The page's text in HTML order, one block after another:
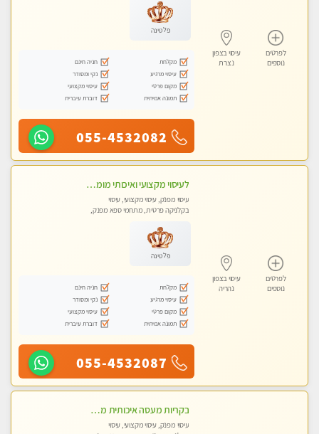
לפרטים
נוספים
עיסוי בצפון
נצרת
פלטינה
מקלחת
חניה חינם
עיסוי מרגיע
נקי ומסודר
מקום פרטי
עיסוי מקצועי
תמונה אמיתית
דוברת עיברית
055-4532082
לפרטים
נוספים
עיסוי בצפון
נהריה
לעיסוי מקצועי ואיכותי מומלץ מאוד!! ממתינה לך שתגיע לנהריה מעסה פרטית
עיסוי מפנק, עיסוי מקצועי, עיסוי
בקלניקה פרטית, מתחמי ספא מפנק,
פלטינה
מקלחת
חניה חינם
עיסוי מרגיע
נקי ומסודר
מקום פרטי
עיסוי מקצועי
תמונה אמיתית
דוברת עיברית
055-4532087
בקריות מעסה איכותית מפנקת ומקצועית עיסוי חלומי ..... ללא מין !!
עיסוי מפנק, עיסוי מקצועי, עיסוי